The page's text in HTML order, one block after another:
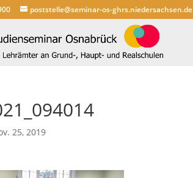
poststelle@seminar-os-ghrs.niedersachsen.de
25, 2019